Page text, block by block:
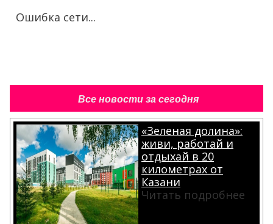
Ошибка сети...
Все новости за сегодня
«Зеленая долина»:
живи, работай и
отдыхай в 20
километрах от
Казани
Читать подробнее